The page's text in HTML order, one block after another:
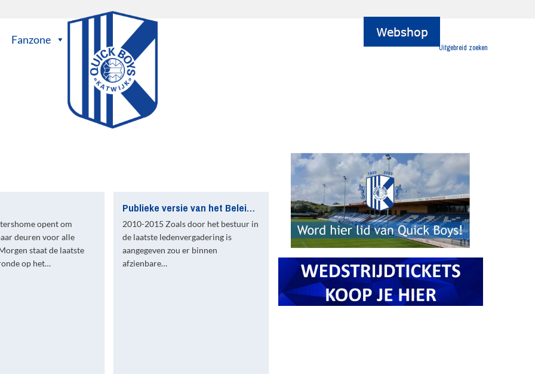
Fanzone
Uitgebreid zoeken
opent om
deuren voor alle
staat de laatste
op het…
Publieke versie van het Beleidsplan nu te vinden op de website
2010-2015 Zoals door het bestuur in
de laatste ledenvergadering is
aangegeven zou er binnen
afzienbare…